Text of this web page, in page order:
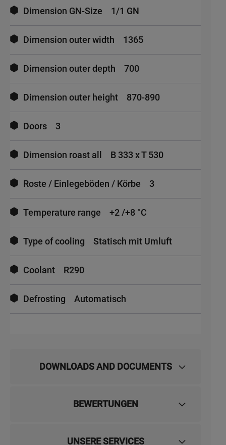
Dimension GN-Size 1/1 GN
Dimension outer width 1365
Dimension outer depth 700
Dimension outer height 870-890
Doors 3
Dimension roast all B 333 x T 530
Roste / Einlegeböden / Körbe 3
Temperature range +2 /+8 °C
Type of cooling Statisch mit Umluft
Coolant R290
Defrosting Automatisch
DOWNLOADS AND DOCUMENTS
BEWERTUNGEN
UNSERE SERVICES